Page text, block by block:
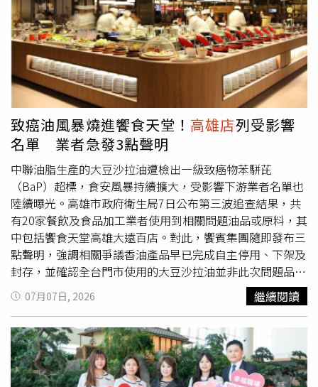
業。新左營車站及屏東市店中午12時起營業。【三井不動產
集團】三井不動產集團表示，MITSUI OUTLET PARK 林
口、Mitsui Shopping Park LaLaport 南港、MITSUI
OUTLET PARK 台中港、Mitsui Shopping Park LaLaport 台
中7月11日暫停營業。MITSUI OUTLET PARK 台南正常營
業。【新光三越】台中以北10家分店，包括台北南西店、台
北信義新天地A4、A8、A9、A11、台北站前店、台北忠孝
店、台北天母店、桃園站前店及台中中港店7月11日暫停營
業，其餘分店正常營業。【漢神洲際購物廣場／漢神巨蛋購
物廣場】漢神洲際購物廣場及漢神巨蛋購物廣場7月11日調
整營業時間為中午12時至晚間10時30分。【遠東SOGO】遠
東SOGO全台各店7月11日停止營業一天。【微風】微風廣
場、微風南京、微風信義、微風松高、微風南山、微風台北
車站及微風東岸7月11日暫停營業，恢復營業時間將另行公
告。【台北101】台北101購物中心、觀景台及大樓高空餐
廳7月11日暫停營業。【宏匯廣場】新莊宏匯廣場7月11日
暫停營業。【誠品】誠品生活松菸、南西、新店、台中
480、台南等門市7月11日暫停營業，設於百貨內的門市則
配合百貨營業時間。【京站時尚廣場】京站時尚廣場7月11
日暫停營業。【南紡購物中心】南紡購物中心7月11日正常
營業，全館上午11時開店。【大葉高島屋】大葉高島屋7月
11日暫停營業。【YES LIFE 裕隆城】YES LIFE 裕隆城7月
致癌油風暴燒進饗食天堂！ 高雄店列受影響
名單 業者急發3點聲明
中聯油脂生產的大豆沙拉油遭檢出一級致癌物苯駢芘
（BaP）超標，食安風暴持續擴大，受影響下游業者名單也
陸續曝光。高雄市政府衛生局7日公布第三波追查結果，共
有20家餐飲及食品加工業者使用到相關問題油品或原料，其
中包括饗食天堂高雄大遠百店。對此，饗賓集團隨即發布三
點聲明，強調相關爭議香油產品早已完成自主停用、下架及
封存，並確認全台門市使用的大豆沙拉油並非此次問題品
項，將持續配合主管機關調查，全面強化食品安全管理。高
雄市衛生局表示，本次公布的第三層下游業者包括良金實
業、旺來興凱旋店、明誠店及橋頭店、明德食品河堤店、樂
寶商行、富康、大成觀企業、易昌醬園、老爹麵館、慈心素
食、水交社麵館、馮家市場麵、冠州商行、九久超商、饗食
天堂高雄大遠百店、偉昶食品及伙鍋MINI等共20家業者。
07月07日, 2026 繼續閱讀